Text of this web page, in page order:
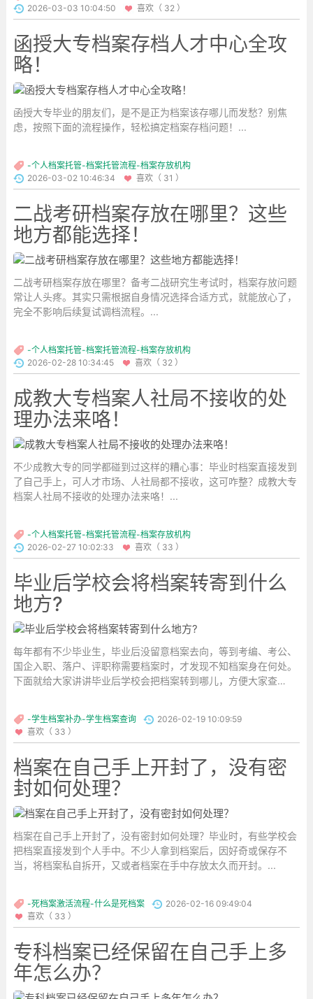
2026-03-03 10:04:50
喜欢（ 32 ）
函授大专档案存档人才中心全攻
略！
函授大专毕业的朋友们，是不是正为档案该存哪儿而发愁？别焦
虑，按照下面的流程操作，轻松搞定档案存档问题！...
-个人档案托管-档案托管流程-档案存放机构
2026-03-02 10:46:34
喜欢（ 31 ）
二战考研档案存放在哪里？这些
地方都能选择！
二战考研档案存放在哪里？备考二战研究生考试时，档案存放问题
常让人头疼。其实只需根据自身情况选择合适方式，就能放心了，
完全不影响后续复试调档流程。...
-个人档案托管-档案托管流程-档案存放机构
2026-02-28 10:34:45
喜欢（ 32 ）
成教大专档案人社局不接收的处
理办法来咯！
不少成教大专的同学都碰到过这样的糟心事：毕业时档案直接发到
了自己手上，可人才市场、人社局都不接收，这可咋整？成教大专
档案人社局不接收的处理办法来咯！...
-个人档案托管-档案托管流程-档案存放机构
2026-02-27 10:02:33
喜欢（ 33 ）
毕业后学校会将档案转寄到什么
地方?
每年都有不少毕业生，毕业后没留意档案去向，等到考编、考公、
国企入职、落户、评职称需要档案时，才发现不知档案身在何处。
下面就给大家讲讲毕业后学校会把档案转到哪儿，方便大家查
-学生档案补办-学生档案查询
2026-02-19 10:09:59
喜欢（ 33 ）
档案在自己手上开封了，没有密
封如何处理？
档案在自己手上开封了，没有密封如何处理？毕业时，有些学校会
把档案直接发到个人手中。不少人拿到档案后，因好奇或保存不
当，将档案私自拆开，又或者档案在手中存放太久而开封。...
-死档案激活流程-什么是死档案
2026-02-16 09:49:04
喜欢（ 33 ）
专科档案已经保留在自己手上多
年怎么办？